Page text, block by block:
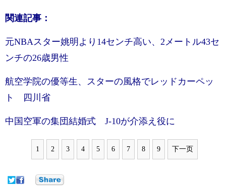
関連記事：
元NBAスター姚明より14センチ高い、2メートル43セ
ンチの26歳男性
航空学院の優等生、スターの風格でレッドカーペッ
ト 四川省
中国空軍の集団結婚式 J-10が介添え役に
1 2 3 4 5 6 7 8 9 下一页